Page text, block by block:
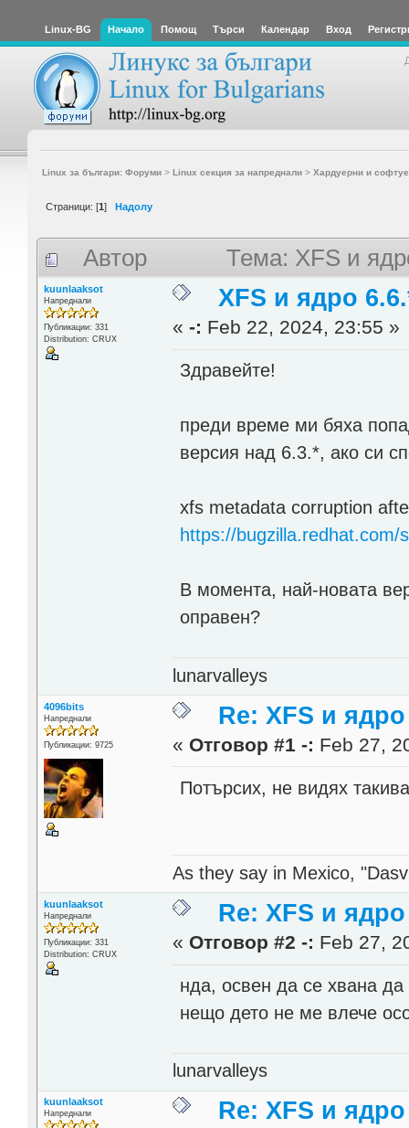
Linux-BG Начало Помощ Търси Календар Вход
Linux за българи: Форуми> Linux секция за напреднали> Хардуерни и
Страници: [1] Надолу
Автор Тема: XFS и
kuunlaaksot
Напреднали
Публикации: 331
Distribution: CRUX
XFS и ядро
«-: Feb 22, 2024, 23:55 »
Здравейте!
преди време ми бяха
версия над 6.3.*, ако си
xfs metadata corruption
https://bugzilla.redhat.com/
В момента, най-новата
оправен?
lunarvalleys
4096bits
Напреднали
Публикации: 9725
Re: XFS и
« Отговор #1 -: Feb 27,
Потърсих, не видях
As they say in Mexico,
kuunlaaksot
Напреднали
Публикации: 331
Distribution: CRUX
Re: XFS и
« Отговор #2 -: Feb 27,
нда, освен да се хвана
нещо дето не ме влече
lunarvalleys
kuunlaaksot
Напреднали Re: XFS и